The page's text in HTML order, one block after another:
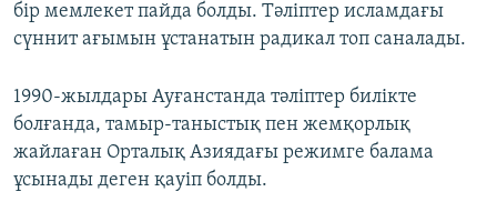
бір мемлекет пайда болды. Тәліптер исламдағы
сүннит ағымын ұстанатын радикал топ саналады.
1990-жылдары Ауғанстанда тәліптер билікте
болғанда, тамыр-таныстық пен жемқорлық
жайлаған Орталық Азиядағы режимге балама
ұсынады деген қауіп болды.